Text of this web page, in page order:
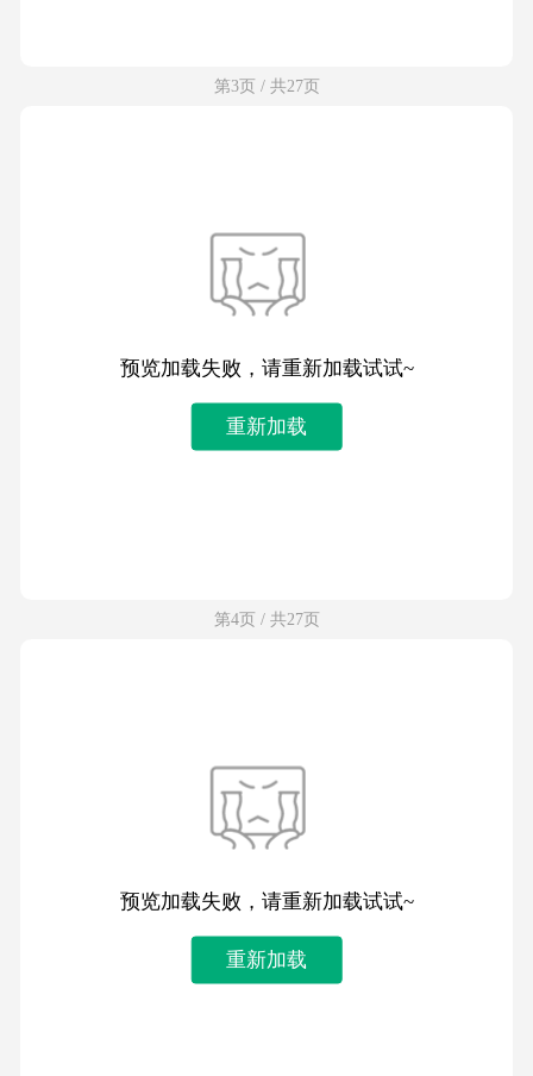
第3页 / 共27页
预览加载失败，请重新加载试试~
重新加载
第4页 / 共27页
预览加载失败，请重新加载试试~
重新加载